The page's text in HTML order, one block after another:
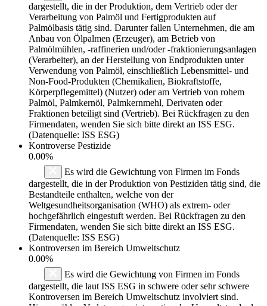
dargestellt, die in der Produktion, dem Vertrieb oder der
Verarbeitung von Palmöl und Fertigprodukten auf
Palmölbasis tätig sind. Darunter fallen Unternehmen, die am
Anbau von Ölpalmen (Erzeuger), am Betrieb von
Palmölmühlen, -raffinerien und/oder -fraktionierungsanlagen
(Verarbeiter), an der Herstellung von Endprodukten unter
Verwendung von Palmöl, einschließlich Lebensmittel- und
Non-Food-Produkten (Chemikalien, Biokraftstoffe,
Körperpflegemittel) (Nutzer) oder am Vertrieb von rohem
Palmöl, Palmkernöl, Palmkernmehl, Derivaten oder
Fraktionen beteiligt sind (Vertrieb). Bei Rückfragen zu den
Firmendaten, wenden Sie sich bitte direkt an ISS ESG.
(Datenquelle: ISS ESG)
Kontroverse Pestizide
0.00%
Es wird die Gewichtung von Firmen im Fonds
dargestellt, die in der Produktion von Pestiziden tätig sind, die
Bestandteile enthalten, welche von der
Weltgesundheitsorganisation (WHO) als extrem- oder
hochgefährlich eingestuft werden. Bei Rückfragen zu den
Firmendaten, wenden Sie sich bitte direkt an ISS ESG.
(Datenquelle: ISS ESG)
Kontroversen im Bereich Umweltschutz
0.00%
Es wird die Gewichtung von Firmen im Fonds
dargestellt, die laut ISS ESG in schwere oder sehr schwere
Kontroversen im Bereich Umweltschutz involviert sind.